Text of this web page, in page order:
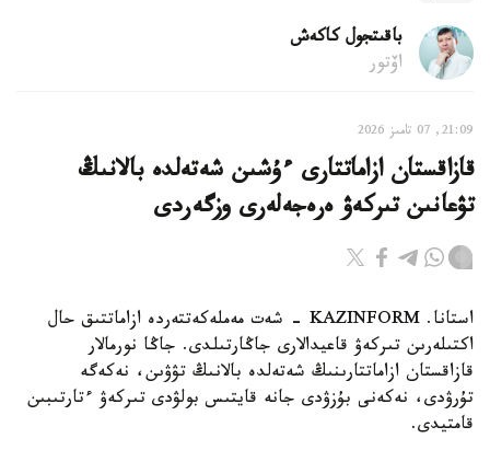
باقىتجول كاكەش
اۆتور
21:09, 07 تامىز 2026
قازاقستان ازاماتتارى ءۇشىن شەتەلدە بالانىڭ
تۋعانىن تىركەۋ ەرەجەلەرى وزگەردى
استانا. KAZINFORM - شەت مەملەكەتتەردە ازاماتتىق حال
اكتىلەرىن تىركەۋ قاعيدالارى جاڭارتىلدى. جاڭا نورمالار
قازاقستان ازاماتتارىنىڭ شەتەلدە بالانىڭ تۋۋىن، نەكەگە
تۇرۋدى، نەكەنى بۇزۋدى جانە قايتىس بولۋدى تىركەۋ ءتارتىبىن
قامتيدى.